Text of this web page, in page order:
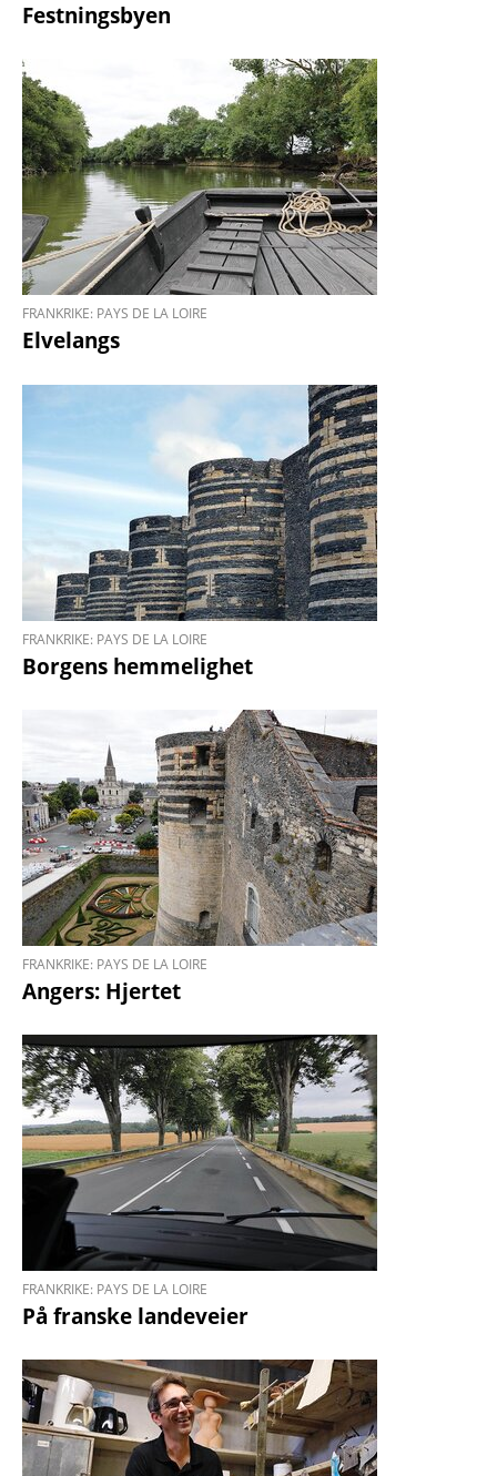
Festningsbyen
FRANKRIKE: PAYS DE LA LOIRE
Elvelangs
FRANKRIKE: PAYS DE LA LOIRE
Borgens hemmelighet
FRANKRIKE: PAYS DE LA LOIRE
Angers: Hjertet
FRANKRIKE: PAYS DE LA LOIRE
På franske landeveier